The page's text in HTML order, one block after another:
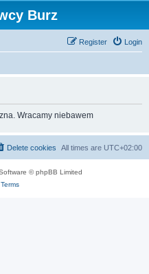
Burz
Login
Register
Wracamy niebawem
All times are UTC+02:00
Delete cookies
© phpBB Limited
Terms